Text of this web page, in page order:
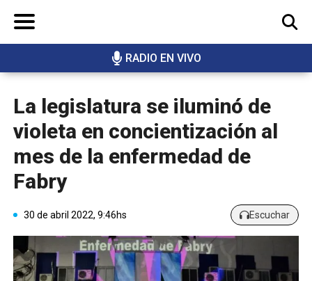
RADIO EN VIVO
BUSCAR
La legislatura se iluminó de
violeta en concientización al
mes de la enfermedad de
Fabry
30 de abril 2022, 9:46hs Escuchar